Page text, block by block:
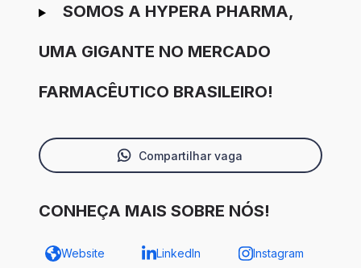
SOMOS A HYPERA PHARMA,
UMA GIGANTE NO MERCADO
FARMACÊUTICO BRASILEIRO!
Compartilhar vaga
CONHEÇA MAIS SOBRE NÓS!
Website LinkedIn Instagram